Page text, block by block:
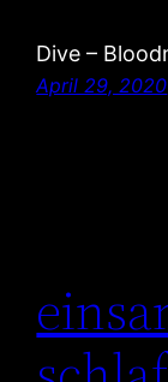
Dive –
April 29, 2020